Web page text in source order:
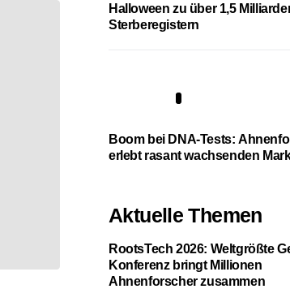
Halloween zu über 1,5
Sterberegistern
Boom bei DNA-Tests:
erlebt rasant wachsenden
Aktuelle Themen
RootsTech 2026: Weltgrößte
Konferenz bringt Millionen
Ahnenforscher zusammen